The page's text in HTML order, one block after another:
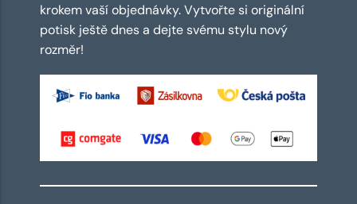
krokem vaší objednávky. Vytvořte si originální
potisk ještě dnes a dejte svému stylu nový
rozměr!